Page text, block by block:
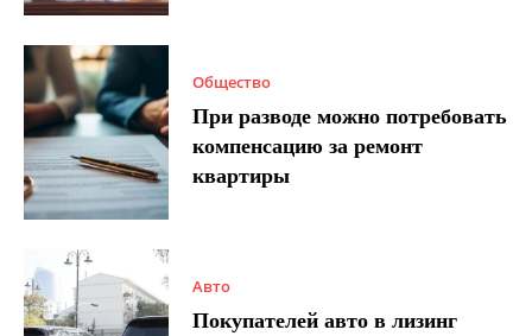
Общество
При разводе можно потребовать
компенсацию за ремонт
квартиры
Авто
Покупателей авто в лизинг